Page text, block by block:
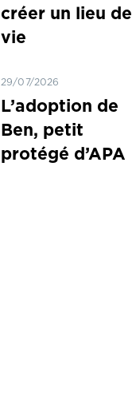
créer un lieu de
vie
29/07/2026
L’adoption de
Ben, petit
protégé d’APA